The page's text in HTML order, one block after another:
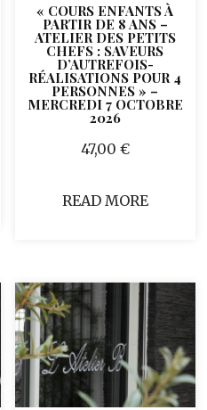
« COURS ENFANTS À
PARTIR DE 8 ANS –
ATELIER DES PETITS
CHEFS : SAVEURS
D’AUTREFOIS-
RÉALISATIONS POUR 4
PERSONNES » –
MERCREDI 7 OCTOBRE
2026
47,00 €
READ MORE